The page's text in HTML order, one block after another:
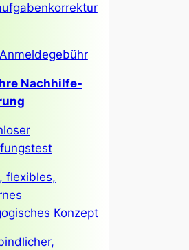
Nachhilfe-
flexibles,
Konzept